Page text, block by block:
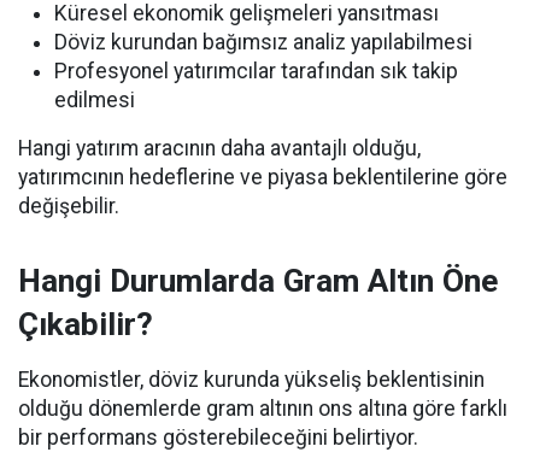
Küresel ekonomik gelişmeleri yansıtması
Döviz kurundan bağımsız analiz yapılabilmesi
Profesyonel yatırımcılar tarafından sık takip
edilmesi
Hangi yatırım aracının daha avantajlı olduğu,
yatırımcının hedeflerine ve piyasa beklentilerine göre
değişebilir.
Hangi Durumlarda Gram Altın Öne
Çıkabilir?
Ekonomistler, döviz kurunda yükseliş beklentisinin
olduğu dönemlerde gram altının ons altına göre farklı
bir performans gösterebileceğini belirtiyor.